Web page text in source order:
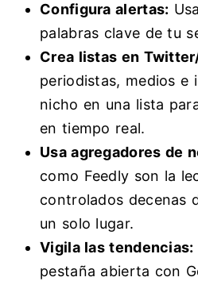
Configura alertas:
palabras clave de tu
Crea listas en
periodistas, medios e
nicho en una lista
en tiempo real.
Usa agregadores de
como Feedly son la
controlados decenas
un solo lugar.
Vigila las tendencias:
pestaña abierta con